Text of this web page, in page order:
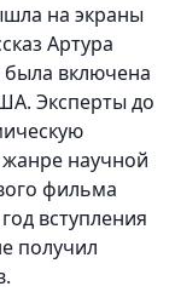
на экраны
Артура
была включена
Эксперты до
научной
фильма
вступления
получил